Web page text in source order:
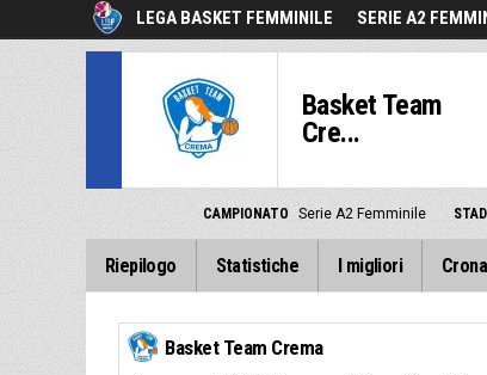
LEGA BASKET FEMMINILE SERIE A2
Basket Team
Cre...
CAMPIONATO Serie A2 Femminile
Riepilogo Statistiche I migliori
Basket Team Crema